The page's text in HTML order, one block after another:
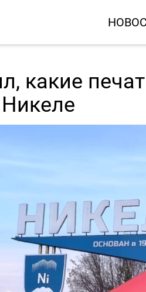
какие